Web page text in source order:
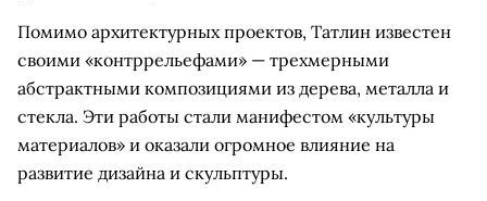
Помимо архитектурных проектов, Татлин известен
своими «контррельефами» — трехмерными
абстрактными композициями из дерева, металла и
стекла. Эти работы стали манифестом «культуры
материалов» и оказали огромное влияние на
развитие дизайна и скульптуры.